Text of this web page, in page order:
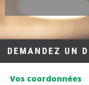
DEMANDEZ UN
Vos coordonnées